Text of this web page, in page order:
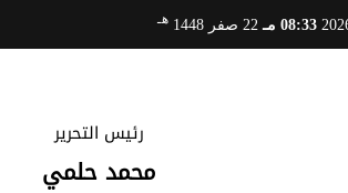
08:33 مـ 22 صفر 1448 هـ
رئيس التحرير
محمد حلمي